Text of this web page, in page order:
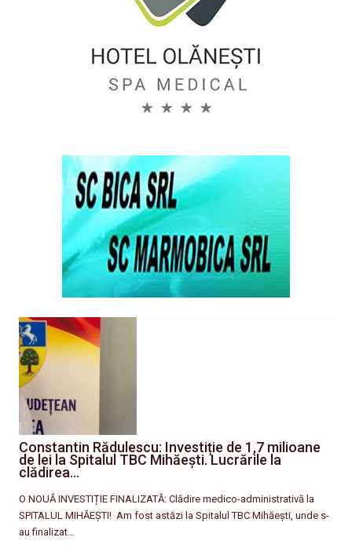
Constantin Rădulescu: Investiție de 1,7 milioane
de lei la Spitalul TBC Mihăești. Lucrările la
clădirea…
O NOUĂ INVESTIȚIE FINALIZATĂ: Clădire medico-administrativă la
SPITALUL MIHĂEȘTI! ​ Am fost astăzi la Spitalul TBC Mihăești, unde s-
au finalizat…